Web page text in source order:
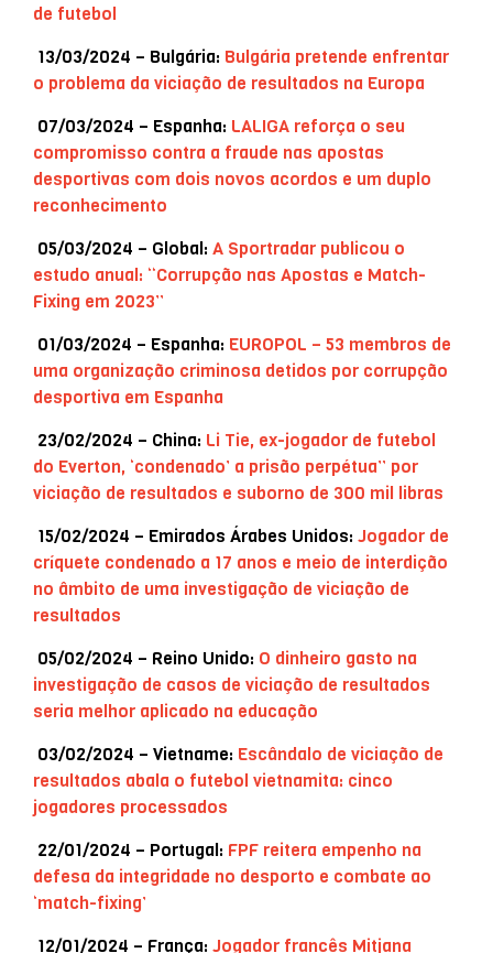
de futebol
13/03/2024 – Bulgária: Bulgária pretende enfrentar
o problema da viciação de resultados na Europa
07/03/2024 – Espanha: LALIGA reforça o seu
compromisso contra a fraude nas apostas
desportivas com dois novos acordos e um duplo
reconhecimento
05/03/2024 – Global: A Sportradar publicou o
estudo anual: “Corrupção nas Apostas e Match-
Fixing em 2023”
01/03/2024 – Espanha: EUROPOL – 53 membros de
uma organização criminosa detidos por corrupção
desportiva em Espanha
23/02/2024 – China: Li Tie, ex-jogador de futebol
do Everton, ‘condenado’ a prisão perpétua” por
viciação de resultados e suborno de 300 mil libras
15/02/2024 – Emirados Árabes Unidos: Jogador de
críquete condenado a 17 anos e meio de interdição
no âmbito de uma investigação de viciação de
resultados
05/02/2024 – Reino Unido: O dinheiro gasto na
investigação de casos de viciação de resultados
seria melhor aplicado na educação
03/02/2024 – Vietname: Escândalo de viciação de
resultados abala o futebol vietnamita: cinco
jogadores processados
22/01/2024 – Portugal: FPF reitera empenho na
defesa da integridade no desporto e combate ao
‘match-fixing’
12/01/2024 – França: Jogador francês Mitjana